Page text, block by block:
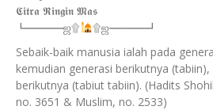
𝕮𝖎𝖙𝖗𝖆 𝕽𝖎𝖓𝖌𝖎𝖓 𝕸𝖆𝖘
┗━━━━ஜ۩
۩ஜ━━━━┛
Sebaik-baik manusia ialah pada
kemudian generasi berikutnya
berikutnya (tabiut tabiin). (Hadits
no. 3651 & Muslim, no. 2533)